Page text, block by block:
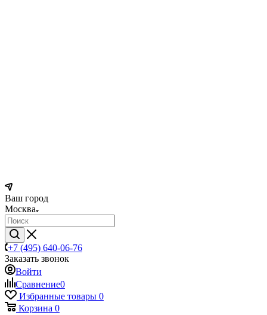
Ваш город
Москва
+7 (495) 640-06-76
Заказать звонок
Войти
Сравнение0
Избранные товары 0
Корзина 0